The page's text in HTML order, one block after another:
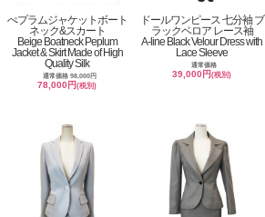
ぺプラムジャケットボート
ネック&スカート
Beige Boatneck Peplum
Jacket & Skirt Made of High
Quality Silk
通常価格 98,000円
78,000円(税別)
ドールワンピース 七分袖 ブ
ラックベロア レース袖
A-line Black Velour Dress with
Lace Sleeve
通常価格
39,000円(税別)